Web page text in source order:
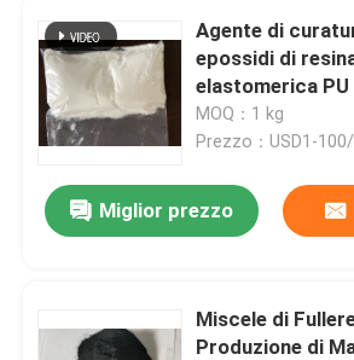
Agente di
epossidi di
elastomerica PU
MOQ：1 kg
Prezzo：USD1-
Miglior prezzo
Miscele di
Produzione di